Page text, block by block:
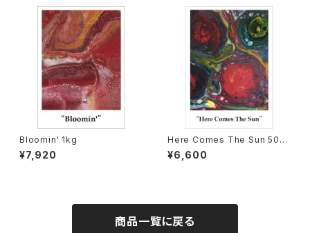
Bloomin' 1kg
¥7,920
Here Comes The Sun 500
g
¥6,600
商品一覧に戻る